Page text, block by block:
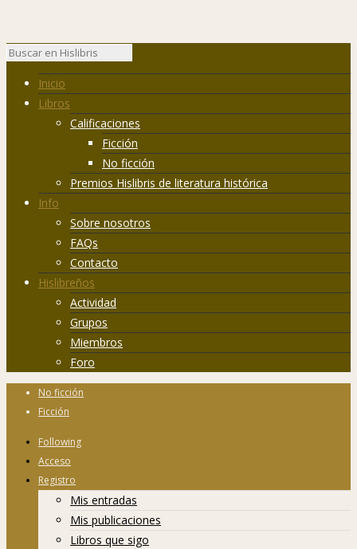
Inicio
Libros
Calificaciones
Ficción
No ficción
Premios Hislibris de literatura histórica
Info
Sobre nosotros
FAQs
Contacto
Hislibreños
Actividad
Grupos
Miembros
Foro
No ficción
Ficción
Following
Acceso
Registro
Mis entradas
Mis publicaciones
Libros que sigo